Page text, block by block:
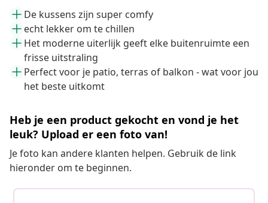
De kussens zijn super comfy
echt lekker om te chillen
Het moderne uiterlijk geeft elke buitenruimte een
frisse uitstraling
Perfect voor je patio, terras of balkon - wat voor jou
het beste uitkomt
Heb je een product gekocht en vond je het
leuk? Upload er een foto van!
Je foto kan andere klanten helpen. Gebruik de link
hieronder om te beginnen.